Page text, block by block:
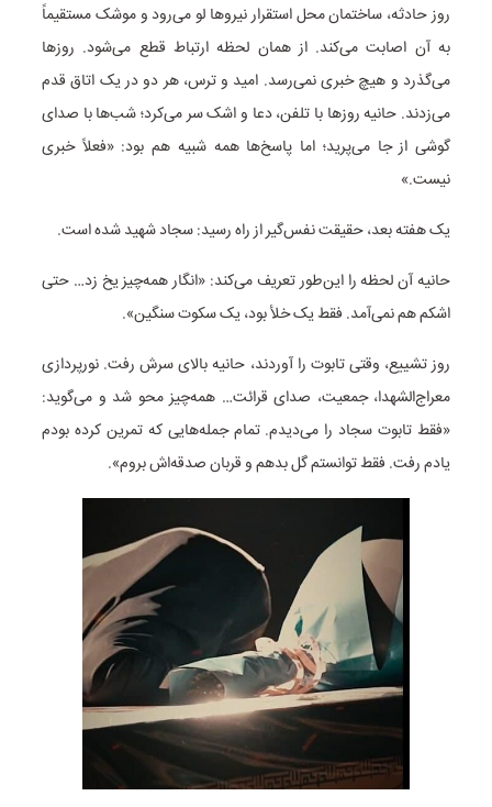
روز حادثه، ساختمان محل استقرار نیروها لو می‌رود و موشک مستقیماً
به آن اصابت می‌کند. از همان لحظه ارتباط قطع می‌شود. روزها
می‌گذرد و هیچ خبری نمی‌رسد. امید و ترس، هر دو در یک اتاق قدم
می‌زدند. حانیه روزها با تلفن، دعا و اشک سر می‌کرد؛ شب‌ها با صدای
گوشی از جا می‌پرید؛ اما پاسخ‌ها همه شبیه هم بود: «فعلاً خبری
نیست.»
یک هفته بعد، حقیقت نفس‌گیر از راه رسید: سجاد شهید شده است.
حانیه آن لحظه را این‌طور تعریف می‌کند: «انگار همه‌چیز یخ زد… حتی
اشکم هم نمی‌آمد. فقط یک خلأ بود، یک سکوت سنگین».
روز تشییع، وقتی تابوت را آوردند، حانیه بالای سرش رفت. نورپردازی
معراج‌الشهدا، جمعیت، صدای قرائت… همه‌چیز محو شد و می‌گوید:
«فقط تابوت سجاد را می‌دیدم. تمام جمله‌هایی که تمرین کرده بودم
یادم رفت. فقط توانستم گل بدهم و قربان صدقه‌اش بروم».